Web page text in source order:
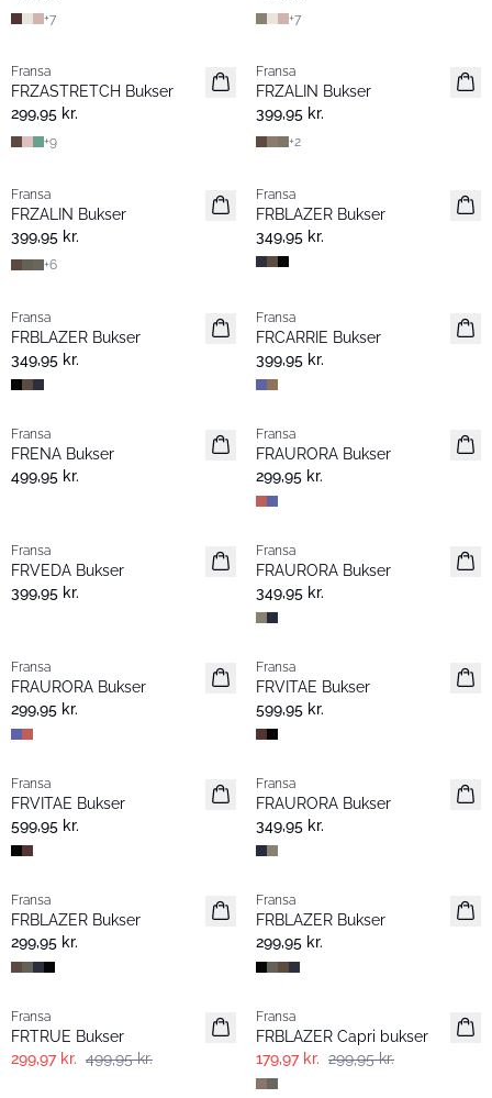
+7 +7
Extended size
Fransa
FRZASTRETCH Bukser
299,95 kr.
+9
Extended size
Fransa
FRZALIN Bukser
399,95 kr.
+2
Nyhed
Fransa
FRZALIN Bukser
399,95 kr.
+6
Nyhed
Fransa
FRBLAZER Bukser
349,95 kr.
Nyhed
Fransa
FRBLAZER Bukser
349,95 kr.
Nyhed
Fransa
FRCARRIE Bukser
399,95 kr.
Nyhed
Fransa
FRENA Bukser
499,95 kr.
Nyhed
Fransa
FRAURORA Bukser
299,95 kr.
Nyhed
Populær
Fransa
FRVEDA Bukser
399,95 kr.
Nyhed
Fransa
FRAURORA Bukser
349,95 kr.
Nyhed
Populær
Fransa
FRAURORA Bukser
299,95 kr.
Nyhed
Fransa
FRVITAE Bukser
599,95 kr.
Nyhed
Fransa
FRVITAE Bukser
599,95 kr.
Nyhed
Fransa
FRAURORA Bukser
349,95 kr.
Extended size
Fransa
FRBLAZER Bukser
299,95 kr.
Extended size
Fransa
FRBLAZER Bukser
299,95 kr.
- 40%
Fransa
FRTRUE Bukser
299,97 kr. 499,95 kr.
- 40%
Fransa
FRBLAZER Capri bukser
179,97 kr. 299,95 kr.
- 40%